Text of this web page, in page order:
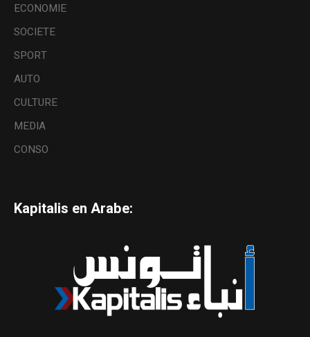
ECONOMIE
SOCIETE
SPORT
AUTO
CULTURE
MEDIA
CONSO
Kapitalis en Arabe: